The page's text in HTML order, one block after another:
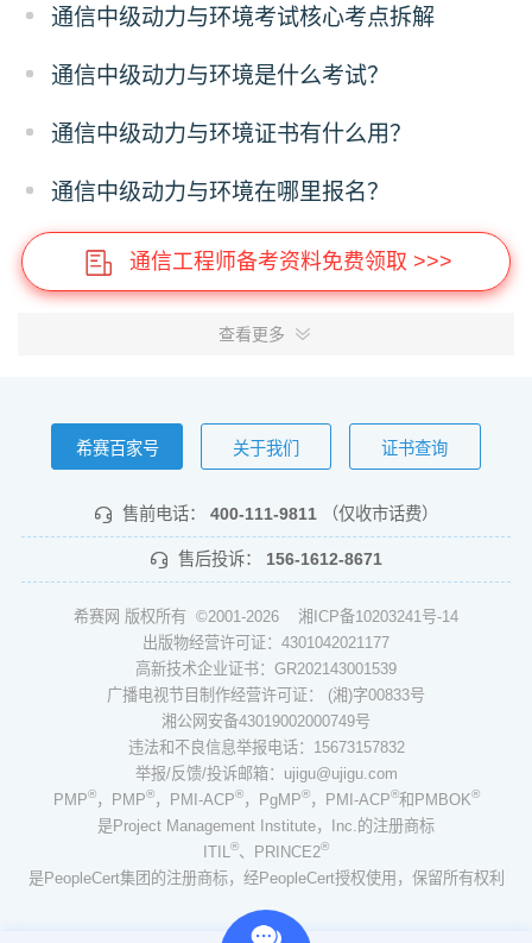
通信中级动力与环境考试核心考点拆解
通信中级动力与环境是什么考试？
通信中级动力与环境证书有什么用？
通信中级动力与环境在哪里报名？
通信工程师备考资料免费领取 >>>
查看更多
希赛百家号 关于我们 证书查询
售前电话： 400-111-9811 （仅收市话费）
售后投诉： 156-1612-8671
希赛网 版权所有 ©2001-2026 湘ICP备10203241号-14
出版物经营许可证：4301042021177
高新技术企业证书：GR202143001539
广播电视节目制作经营许可证： (湘)字00833号
湘公网安备43019002000749号
违法和不良信息举报电话：15673157832
举报/反馈/投诉邮箱：ujigu@ujigu.com
PMP®，PMP®，PMI-ACP®，PgMP®，PMI-ACP®和PMBOK®
是Project Management Institute，Inc.的注册商标
ITIL
®、PRINCE2®
是PeopleCert集团的注册商标，经PeopleCert授权使用，保留所有权利